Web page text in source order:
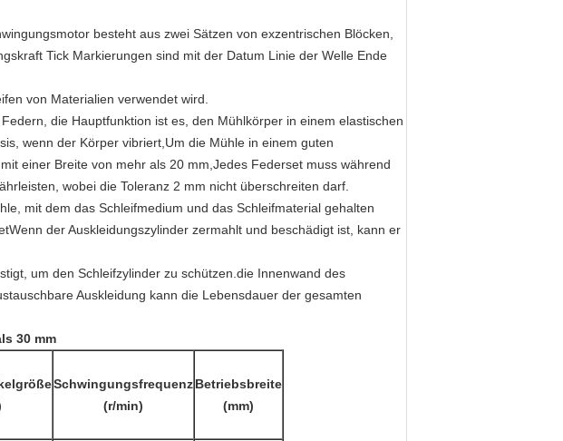
besteht aus zwei Sätzen von exzentrischen Blöcken,
Tick Markierungen sind mit der Datum Linie der Welle Ende
von Materialien verwendet wird.
die Hauptfunktion ist es, den Mühlkörper in einem elastischen
wenn der Körper vibriert,Um die Mühle in einem guten
einer Breite von mehr als 20 mm,Jedes Federset muss während
wobei die Toleranz 2 mm nicht überschreiten darf.
mit dem das Schleifmedium und das Schleifmaterial gehalten
der Auskleidungszylinder zermahlt und beschädigt ist, kann er
um den Schleifzylinder zu schützen.die Innenwand des
Auskleidung kann die Lebensdauer der gesamten
30 mm
Schwingungsfrequenz
(r/min)
Betriebsbreite
(mm)